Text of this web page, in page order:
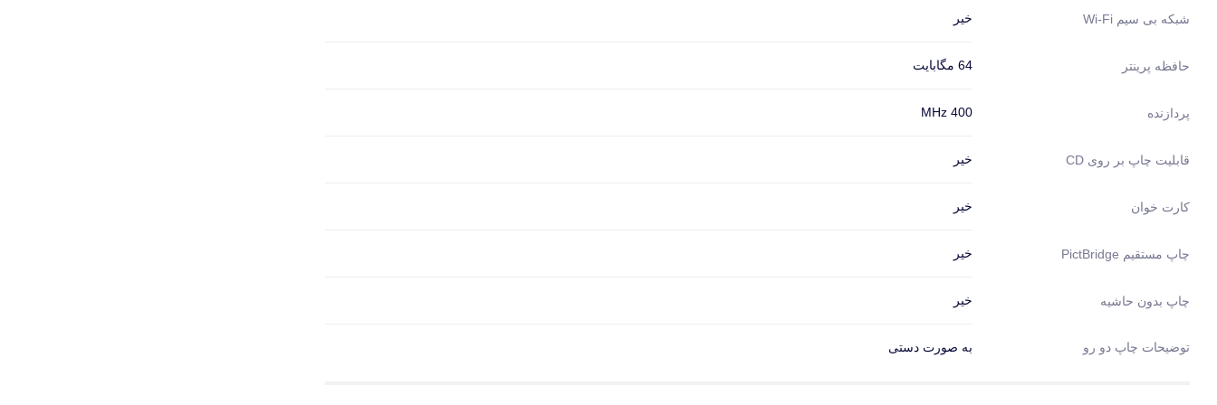
شبکه بی سیم Wi-Fi خیر
حافظه پرینتر 64 مگابایت
پردازنده 400 MHz
قابلیت چاپ بر روی CD خیر
کارت خوان خیر
چاپ مستقیم PictBridge خیر
چاپ بدون حاشیه خیر
توضیحات چاپ دو رو به صورت دستی